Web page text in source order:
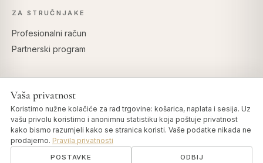
ZA STRUČNJAKE
Profesionalni račun
Partnerski program
Vaša privatnost
Koristimo nužne kolačiće za rad trgovine: košarica, naplata i sesija. Uz
vašu privolu koristimo i anonimnu statistiku koja poštuje privatnost
kako bismo razumjeli kako se stranica koristi. Vaše podatke nikada ne
prodajemo. Pravila privatnosti
POSTAVKE ODBIJ